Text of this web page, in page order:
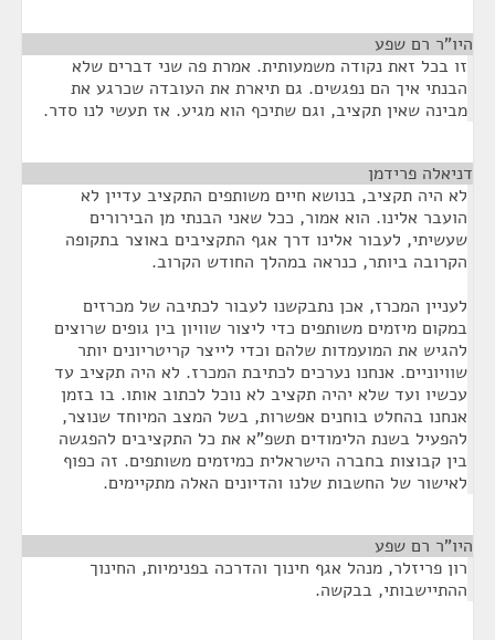
היו"ר רם שפע
זו בכל זאת נקודה משמעותית. אמרת פה שני דברים שלא
הבנתי איך הם נפגשים. גם תיארת את העובדה שכרגע את
מבינה שאין תקציב, וגם שתיכף הוא מגיע. אז תעשי לנו סדר.
דניאלה פרידמן
לא היה תקציב, בנושא חיים משותפים התקציב עדיין לא
הועבר אלינו. הוא אמור, ככל שאני הבנתי מן הבירורים
שעשיתי, לעבור אלינו דרך אגף התקציבים באוצר בתקופה
הקרובה ביותר, כנראה במהלך החודש הקרוב.
לעניין המכרז, אכן נתבקשנו לעבור לכתיבה של מכרזים
במקום מיזמים משותפים כדי ליצור שוויון בין גופים שרוצים
להגיש את המועמדות שלהם וכדי לייצר קריטריונים יותר
שוויוניים. אנחנו נערכים לכתיבת המכרז. לא היה תקציב עד
עכשיו ועד שלא יהיה תקציב לא נוכל לכתוב אותו. בו בזמן
אנחנו בהחלט בוחנים אפשרות, בשל המצב המיוחד שנוצר,
להפעיל בשנת הלימודים תשפ"א את כל התקציבים להפגשה
בין קבוצות בחברה הישראלית כמיזמים משותפים. זה כפוף
לאישור של החשבות שלנו והדיונים האלה מתקיימים.
היו"ר רם שפע
רון פריזלר, מנהל אגף חינוך והדרכה בפנימיות, החינוך
ההתיישבותי, בבקשה.